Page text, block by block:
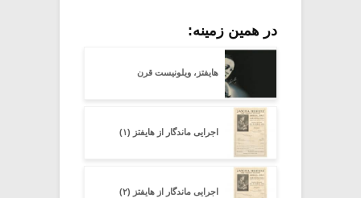
در همین زمینه:
هایفتز، ویلونیست قرن
اجرایی ماندگار از هایفتز (۱)
اجرایی ماندگار از هایفتز (۲)